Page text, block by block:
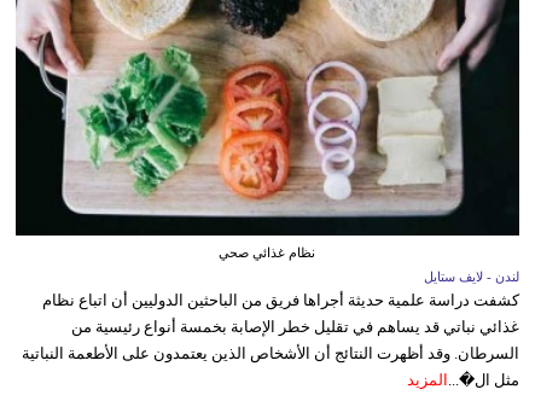
نظام غذائي صحي
لندن - لايف ستايل
كشفت دراسة علمية حديثة أجراها فريق من الباحثين الدوليين أن اتباع نظام
غذائي نباتي قد يساهم في تقليل خطر الإصابة بخمسة أنواع رئيسية من
السرطان. وقد أظهرت النتائج أن الأشخاص الذين يعتمدون على الأطعمة النباتية
مثل ال�...
المزيد